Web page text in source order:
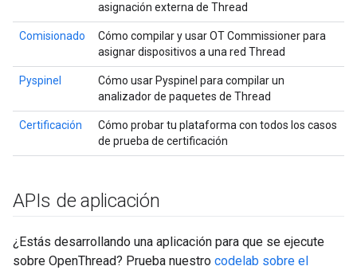
asignación externa de Thread
Comisionado
Cómo compilar y usar OT Commissioner para
asignar dispositivos a una red Thread
Pyspinel
Cómo usar Pyspinel para compilar un
analizador de paquetes de Thread
Certificación
Cómo probar tu plataforma con todos los casos
de prueba de certificación
APIs de aplicación
¿Estás desarrollando una aplicación para que se ejecute
sobre OpenThread? Prueba nuestro codelab sobre el